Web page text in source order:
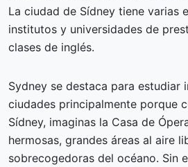
La ciudad de Sídney tiene varias
institutos y universidades de
clases de inglés.
Sydney se destaca para estudiar
ciudades principalmente porque
Sídney, imaginas la Casa de
hermosas, grandes áreas al aire
sobrecogedoras del océano. Sin